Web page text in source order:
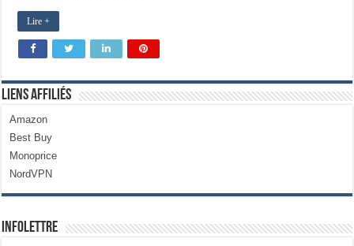
Lire +
Liens Affiliés
Amazon
Best Buy
Monoprice
NordVPN
Infolettre